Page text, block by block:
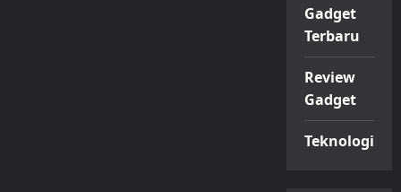
Gadget
Terbaru
Review
Gadget
Teknologi